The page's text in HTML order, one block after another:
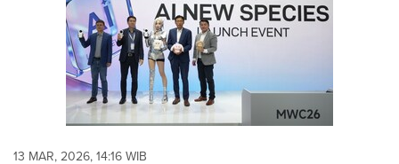
13 MAR, 2026, 14:16 WIB